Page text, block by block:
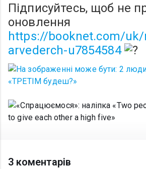
Підписуйтесь, щоб не
оновлення
https://booknet.com/
arvederch-u7854584
3 коментарів